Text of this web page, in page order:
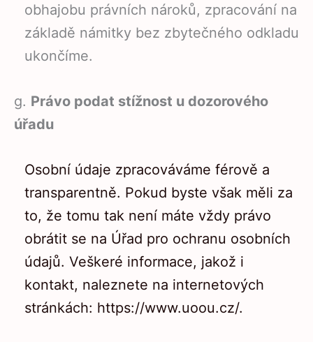
obhajobu právních nároků, zpracování na
základě námitky bez zbytečného odkladu
ukončíme.
g. Právo podat stížnost u dozorového
úřadu
Osobní údaje zpracováváme férově a
transparentně. Pokud byste však měli za
to, že tomu tak není máte vždy právo
obrátit se na Úřad pro ochranu osobních
údajů. Veškeré informace, jakož i
kontakt, naleznete na internetových
stránkách: https://www.uoou.cz/.